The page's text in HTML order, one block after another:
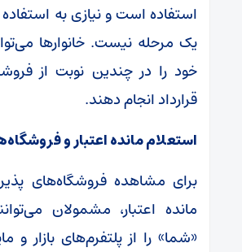
استفاده است و نیازی به
یک مرحله نیست. خانوارها
خود را در چندین نوبت از
قرارداد انجام دهند.
استعلام مانده اعتبار و
برای مشاهده فروشگاه‌های
مانده اعتبار، مشمولان
«شما» را از پلتفرم‌های بازار و